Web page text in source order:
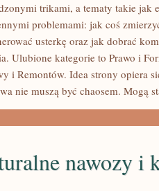
trikami, a tematy takie jak
problemami: jak coś
usterkę oraz jak dobrać
Ulubione kategorie to Prawo i
i Remontów. Idea strony opiera
nie muszą być chaosem. Mogą
nawozy i